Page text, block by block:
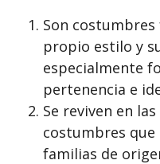
Son
propio estilo y
especialmente
pertenencia e
Se reviven en
costumbres que
familias de